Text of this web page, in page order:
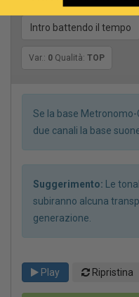
Intro battendo il tempo
Var.: 0 Qualità: TOP
Se la base
due canali la base
Suggerimento: Le
subiranno alcuna
generazione.
Play Ripristina